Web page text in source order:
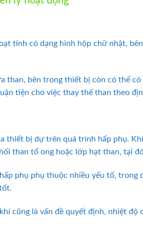
tính có dạng hình hộp chữ nhật,
than, bên trong thiết bị còn có thể
tiện cho việc thay thế than theo
thiết bị dự trên quá trình hấp phụ.
than tổ ong hoặc lớp hạt than, tại
phụ phụ thuộc nhiều yếu tố,
cũng là vấn đề quyết định, nhiệt độ